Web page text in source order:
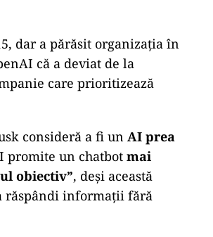
dar a părăsit organizația în
că a deviat de la
care prioritizează
consideră a fi un AI prea
promite un chatbot mai
obiectiv”, deși această
răspândi informații fără